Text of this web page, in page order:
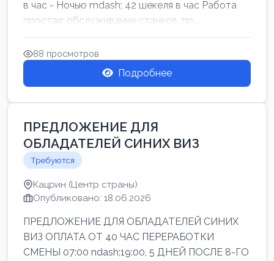
в час - Ночью mdash; 42 шекеля в час Работа
простая: обслуживание станков, пр...
88 просмотров
Подробнее
ПРЕДЛОЖЕНИЕ ДЛЯ
ОБЛАДАТЕЛЕЙ СИНИХ ВИЗ
Требуются
Кацрин (Центр страны)
Опубликовано: 18.06.2026
ПРЕДЛОЖЕНИЕ ДЛЯ ОБЛАДАТЕЛЕЙ СИНИХ
ВИЗ ОПЛАТА ОТ 40 ЧАС ПЕРЕРАБОТКИ
СМЕНЫ 07:00 ndash;19:00, 5 ДНЕЙ ПОСЛЕ 8-ГО